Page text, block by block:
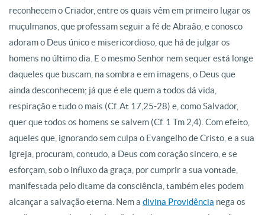
reconhecem o Criador, entre os quais vêm em primeiro lugar os
muçulmanos, que professam seguir a fé de Abraão, e conosco
adoram o Deus único e misericordioso, que há de julgar os
homens no último dia. E o mesmo Senhor nem sequer está longe
daqueles que buscam, na sombra e em imagens, o Deus que
ainda desconhecem; já que é ele quem a todos dá vida,
respiração e tudo o mais (Cf. At 17,25-28) e, como Salvador,
quer que todos os homens se salvem (Cf. 1 Tm 2,4). Com efeito,
aqueles que, ignorando sem culpa o Evangelho de Cristo, e a sua
Igreja, procuram, contudo, a Deus com coração sincero, e se
esforçam, sob o influxo da graça, por cumprir a sua vontade,
manifestada pelo ditame da consciência, também eles podem
alcançar a salvação eterna. Nem a divina Providência nega os